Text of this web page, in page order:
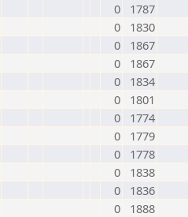
0
1787
0
1830
0
1867
0
1867
0
1834
0
1801
0
1774
0
1779
0
1778
0
1838
0
1836
0
1888